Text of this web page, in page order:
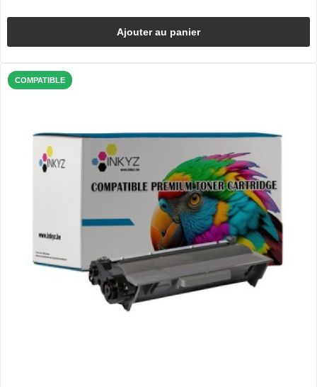
Ajouter au panier
COMPATIBLE